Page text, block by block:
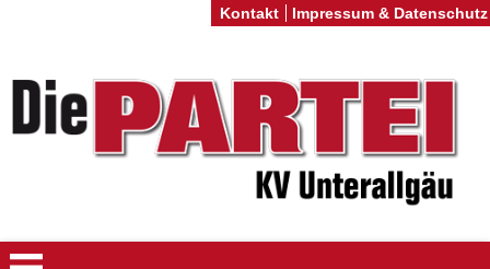
Kontakt Impressum & Datenschutz